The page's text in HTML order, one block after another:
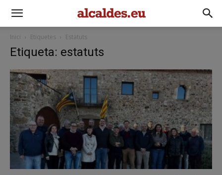
Inici Etiquetes Estatuts
Etiqueta: estatuts